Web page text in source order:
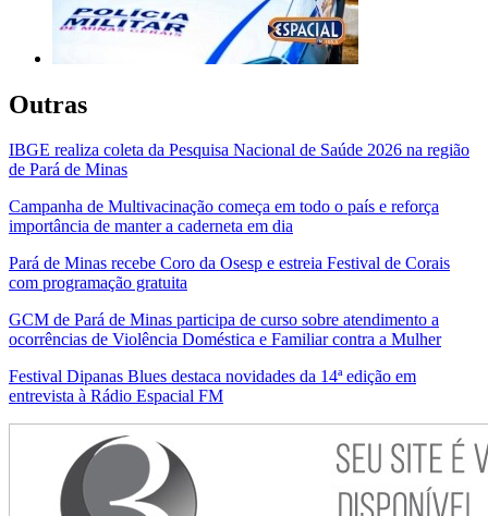
Outras
IBGE realiza coleta da Pesquisa Nacional de Saúde 2026 na região
de Pará de Minas
Campanha de Multivacinação começa em todo o país e reforça
importância de manter a caderneta em dia
Pará de Minas recebe Coro da Osesp e estreia Festival de Corais
com programação gratuita
GCM de Pará de Minas participa de curso sobre atendimento a
ocorrências de Violência Doméstica e Familiar contra a Mulher
Festival Dipanas Blues destaca novidades da 14ª edição em
entrevista à Rádio Espacial FM